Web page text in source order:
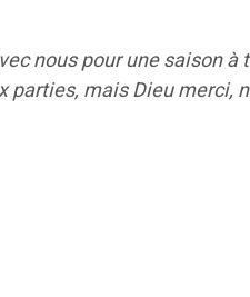
nous pour une saison à
mais Dieu merci,